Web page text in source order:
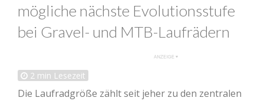
mögliche nächste Evolutionsstufe
bei Gravel- und MTB-Laufrädern
2 min Lesezeit
Die Laufradgröße zählt seit jeher zu den zentralen